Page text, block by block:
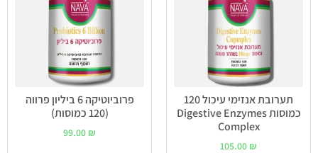
תערובת אנזימי עיכול 120
כמוסות Digestive Enzymes
Complex
105.00 ₪
פרוביוטיקה 6 ביליון פרווה
(120 כמוסות)
99.00 ₪